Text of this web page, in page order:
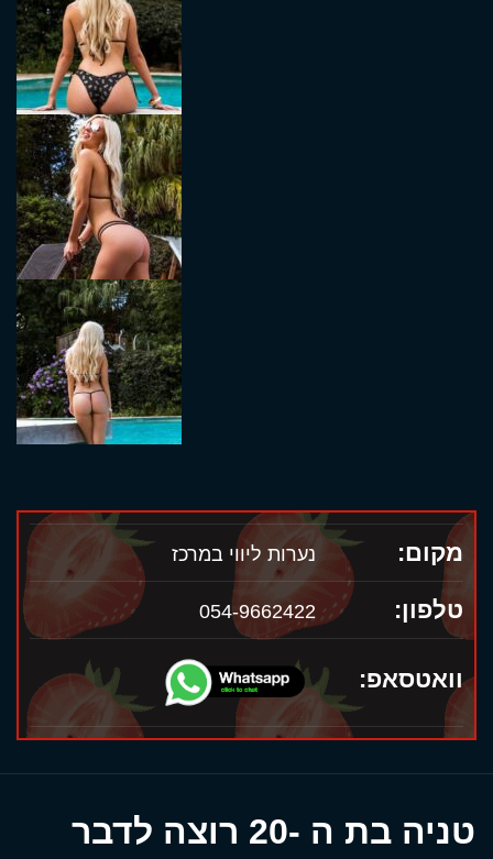
מקום: נערות ליווי במרכז
טלפון: 054-9662422
וואטסאפ:
טניה בת ה -20 רוצה לדבר